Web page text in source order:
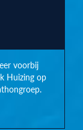
voorbij
Huizing op